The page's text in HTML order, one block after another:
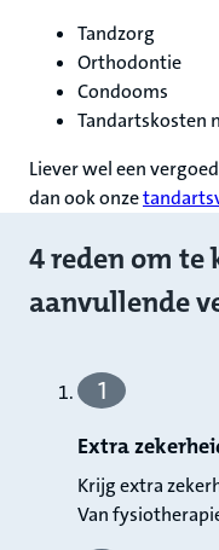
Tandzorg
Orthodontie
Condooms
Tandartskosten
Liever wel een
dan ook onze
4 reden om te
aanvullende
1
Extra
Krijg extra
Van